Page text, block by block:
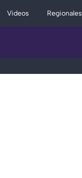
Videos Regionales